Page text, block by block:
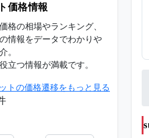
価格情報
格の相場やランキング、
情報をデータでわかりや
。
立つ情報が満載です。
トの価格遷移をもっと見る